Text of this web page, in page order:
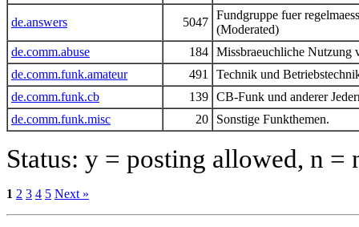
de.answers 5047
Fundgruppe fuer
(Moderated)
de.comm.abuse
184 Missbraeuchliche Nutzung
de.comm.funk.amateur
491
Technik und
de.comm.funk.cb
139 CB-Funk und anderer
de.comm.funk.misc
20 Sonstige Funkthemen.
Status: y = posting allowed, n =
1 2 3 4 5 Next »